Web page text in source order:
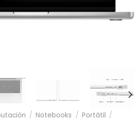
/ Notebooks / Portátil /